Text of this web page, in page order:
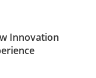
Innovation